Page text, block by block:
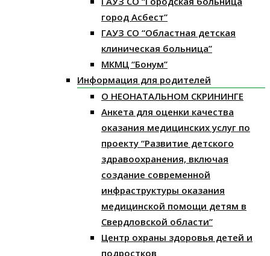
город Асбест”
ГАУЗ СО “Областная детская
клиническая больница”
МКМЦ “Бонум”
Информация для родителей
О НЕОНАТАЛЬНОМ СКРИНИНГЕ
Анкета для оценки качества
оказания медицинских услуг по
проекту “Развитие детского
здравоохранения, включая
создание современной
инфраструктуры оказания
медицинской помощи детям в
Свердловской области”
Центр охраны здоровья детей и
подростков